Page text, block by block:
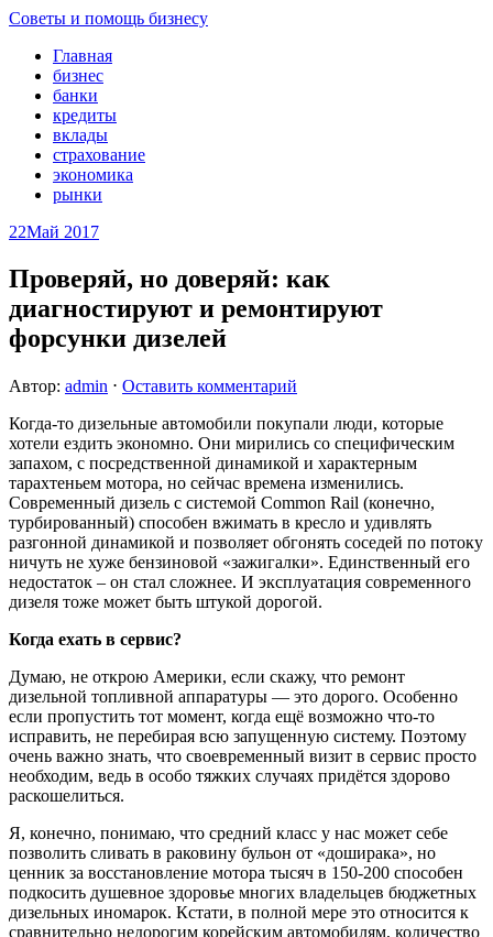
Советы и помощь бизнесу
Главная
бизнес
банки
кредиты
вклады
страхование
экономика
рынки
22Май 2017
Проверяй, но доверяй: как
диагностируют и ремонтируют
форсунки дизелей
Автор: admin ⋅ Оставить комментарий
Когда-то дизельные автомобили покупали люди, которые
хотели ездить экономно. Они мирились со специфическим
запахом, с посредственной динамикой и характерным
тарахтеньем мотора, но сейчас времена изменились.
Современный дизель с системой Common Rail (конечно,
турбированный) способен вжимать в кресло и удивлять
разгонной динамикой и позволяет обгонять соседей по потоку
ничуть не хуже бензиновой «зажигалки». Единственный его
недостаток – он стал сложнее. И эксплуатация современного
дизеля тоже может быть штукой дорогой.
Когда ехать в сервис?
Думаю, не открою Америки, если скажу, что ремонт
дизельной топливной аппаратуры — это дорого. Особенно
если пропустить тот момент, когда ещё возможно что-то
исправить, не перебирая всю запущенную систему. Поэтому
очень важно знать, что своевременный визит в сервис просто
необходим, ведь в особо тяжких случаях придётся здорово
раскошелиться.
Я, конечно, понимаю, что средний класс у нас может себе
позволить сливать в раковину бульон от «доширака», но
ценник за восстановление мотора тысяч в 150-200 способен
подкосить душевное здоровье многих владельцев бюджетных
дизельных иномарок. Кстати, в полной мере это относится к
сравнительно недорогим корейским автомобилям, количество